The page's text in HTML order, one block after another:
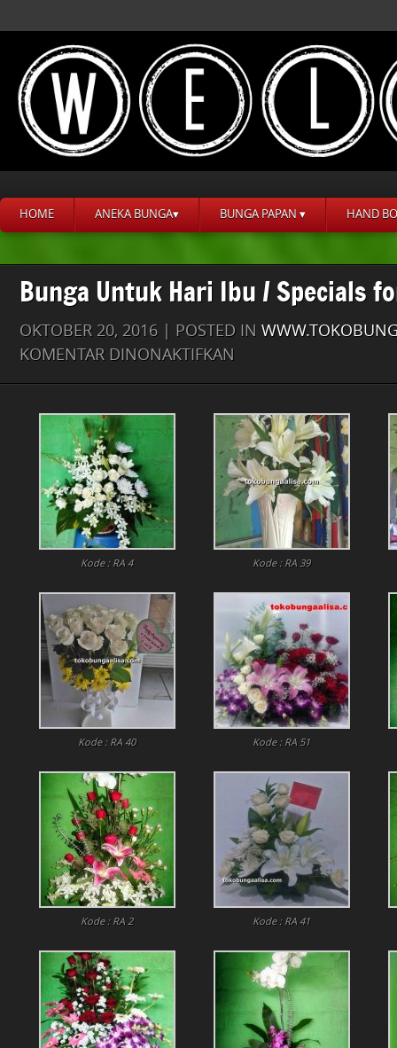
HOME ANEKA BUNGA▾ BUNGA PAPAN ▾ HAND
Bunga Untuk Hari Ibu / Specials
OKTOBER 20, 2016 | POSTED IN
KOMENTAR DINONAKTIFKAN
UNTUK
IBU
/
SPECIALS
FOR
MOM
Kode : RA 4 Kode : RA 39
Kode : RA 40 Kode : RA 51
Kode : RA 2 Kode : RA 41